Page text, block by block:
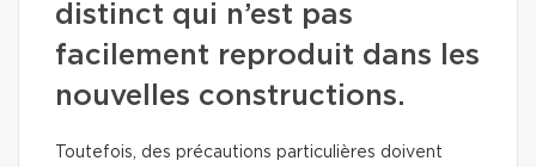
distinct qui n’est pas
facilement reproduit dans les
nouvelles constructions.
Toutefois, des précautions particulières doivent